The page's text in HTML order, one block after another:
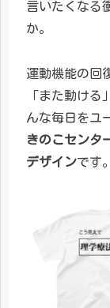
言いたくなる
か。
運動機能の回
「また動け
んな毎日をユ
きのこセンタ
デザインです。